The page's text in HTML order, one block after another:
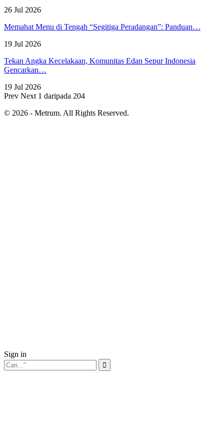
26 Jul 2026
Memahat Menu di Tengah “Segitiga Peradangan”: Panduan…
19 Jul 2026
Tekan Angka Kecelakaan, Komunitas Edan Sepur Indonesia
Gencarkan…
19 Jul 2026
Prev Next 1 daripada 204
© 2026 - Metrum. All Rights Reserved.
Sign in